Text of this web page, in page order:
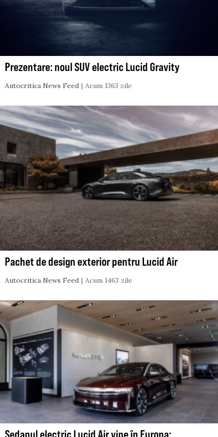
Prezentare: noul SUV electric Lucid Gravity
Autocritica News Feed Acum 1363 zile
Pachet de design exterior pentru Lucid Air
Autocritica News Feed Acum 1463 zile
Sedanul electric Lucid Air vine în Europa: